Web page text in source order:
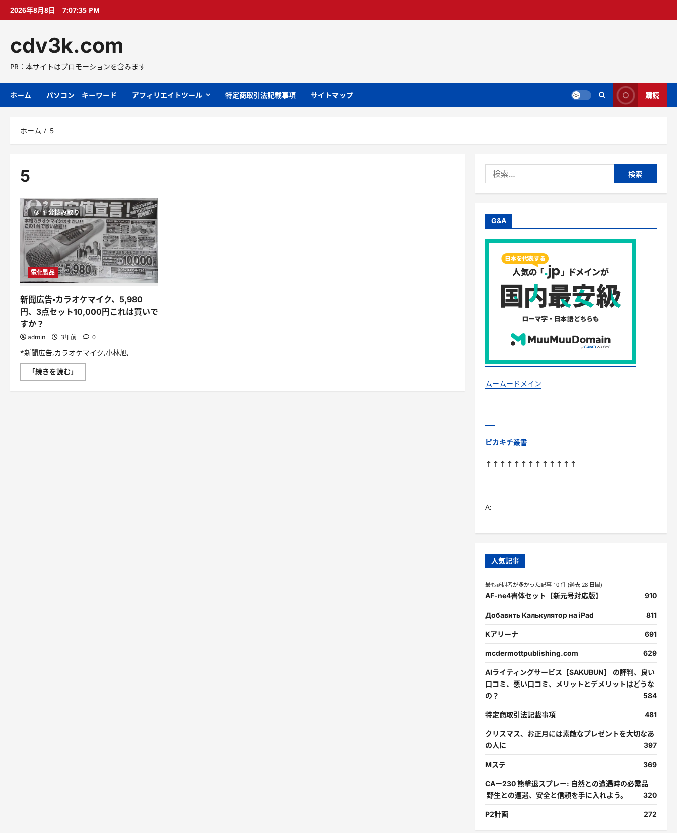
プ
2026年8月8日 7:07:36 PM
cdv3k.com
PR：本サイトはプロモーションを含みます
ホーム パソコン キーワード アフィリエイトツール 特定商取引法記載事項 サイトマップ 購読
ホーム 5
5
1 分読み取り
電化製品
新聞広告・カラオケマイク、5,980
円、3点セット10,000円これは買いで
すか？
admin 3年前 0
*新聞広告,カラオケマイク,小林旭,
「続きを読む」
聞
告・
索:
G&A
ムームードメイン
ピカキチ叢書
↑↑↑↑↑↑↑↑↑↑↑↑↑
A:
人気記事
最も訪問者が多かった記事 10 件 (過去 28 日間)
AF-ne4書体セット【新元号対応版】 910
Добавить Калькулятор на iPad 811
Kアリーナ 691
mcdermottpublishing.com 629
AIライティングサービス【SAKUBUN】 の評判、良い
口コミ、悪い口コミ、メリットとデメリットはどうな
の？
584
特定商取引法記載事項 481
クリスマス、お正月には素敵なプレゼントを大切なあ
の人に
397
Mステ 369
CAー230 熊撃退スプレー: 自然との遭遇時の必需品
野生との遭遇、安全と信頼を手に入れよう。
320
P2計画 272